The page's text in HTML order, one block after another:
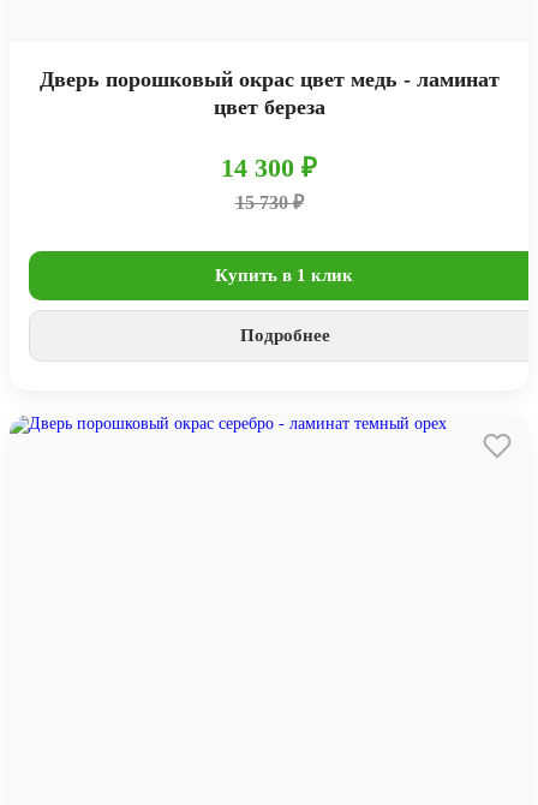
Дверь порошковый окрас цвет медь - ламинат
цвет береза
14 300 ₽
15 730 ₽
Купить в 1 клик
Подробнее